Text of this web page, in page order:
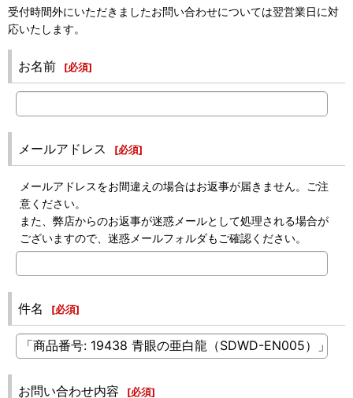
受付時間外にいただきましたお問い合わせについては翌営業日に対
応いたします。
お名前 [必須]
メールアドレス [必須]
メールアドレスをお間違えの場合はお返事が届きません。ご注
意ください。
また、弊店からのお返事が迷惑メールとして処理される場合が
ございますので、迷惑メールフォルダもご確認ください。
件名 [必須]
お問い合わせ内容 [必須]